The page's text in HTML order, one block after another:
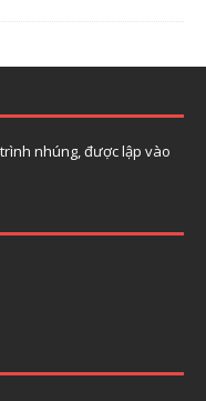
nhúng, được lập vào